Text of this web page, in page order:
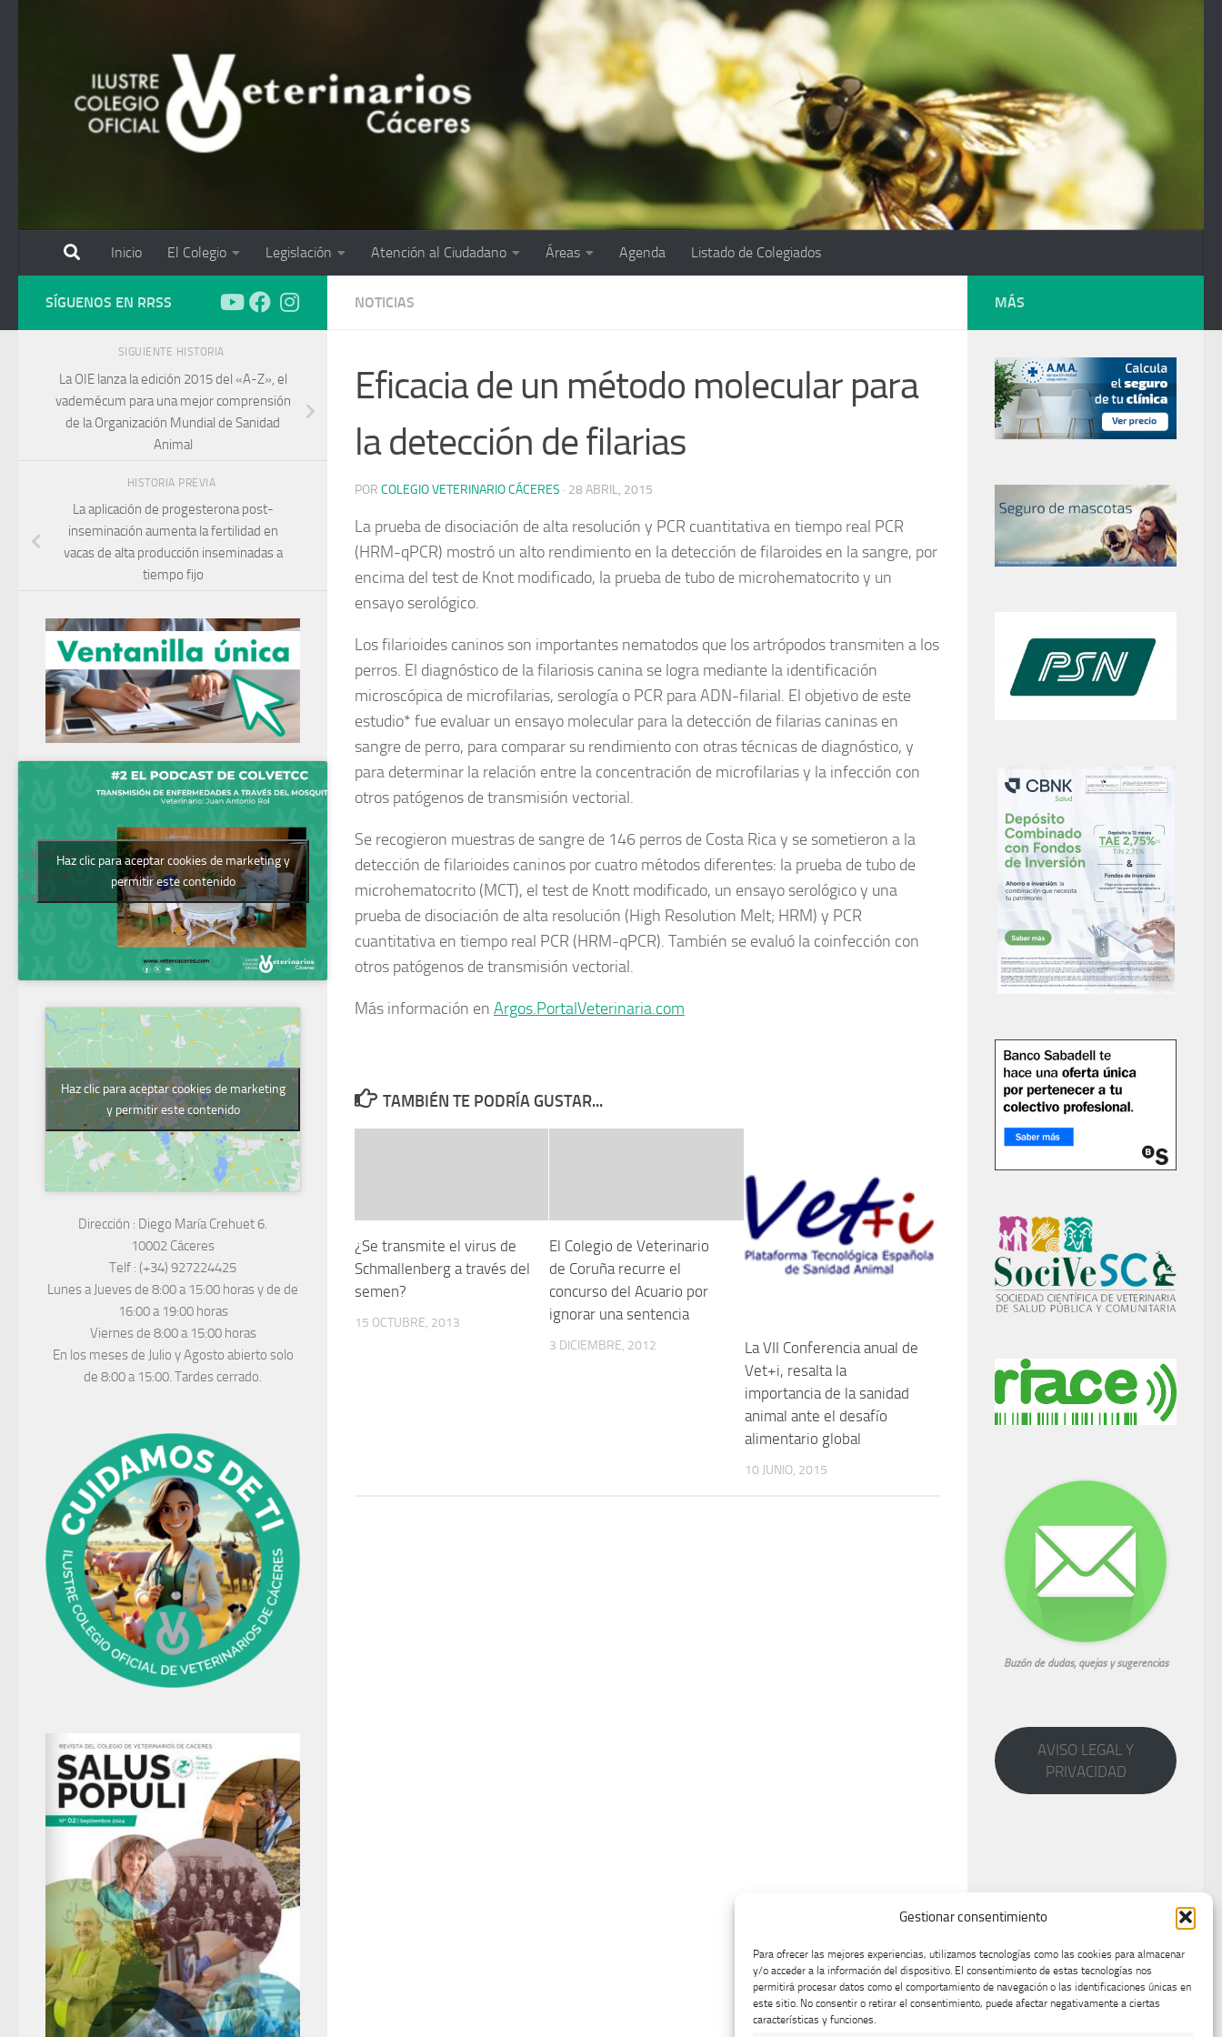
Gestionar consentimiento
Para ofrecer las mejores experiencias, utilizamos tecnologías como las cookies para almacenar
y/o acceder a la información del dispositivo. El consentimiento de estas tecnologías nos
permitirá procesar datos como el comportamiento de navegación o las identificaciones únicas en
este sitio. No consentir o retirar el consentimiento, puede afectar negativamente a ciertas
características y funciones.
Inicio El Colegio Legislación Atención al Ciudadano Áreas Agenda Listado de Colegiados
NOTICIAS
Eficacia de un método molecular para
la detección de filarias
POR COLEGIO VETERINARIO CÁCERES · 28 ABRIL, 2015
La prueba de disociación de alta resolución y PCR cuantitativa en tiempo real PCR
(HRM-qPCR) mostró un alto rendimiento en la detección de filaroides en la sangre, por
encima del test de Knot modificado, la prueba de tubo de microhematocrito y un
ensayo serológico.
Los filarioides caninos son importantes nematodos que los artrópodos transmiten a los
perros. El diagnóstico de la filariosis canina se logra mediante la identificación
microscópica de microfilarias, serología o PCR para ADN-filarial. El objetivo de este
estudio* fue evaluar un ensayo molecular para la detección de filarias caninas en
sangre de perro, para comparar su rendimiento con otras técnicas de diagnóstico, y
para determinar la relación entre la concentración de microfilarias y la infección con
otros patógenos de transmisión vectorial.
Se recogieron muestras de sangre de 146 perros de Costa Rica y se sometieron a la
detección de filarioides caninos por cuatro métodos diferentes: la prueba de tubo de
microhematocrito (MCT), el test de Knott modificado, un ensayo serológico y una
prueba de disociación de alta resolución (High Resolution Melt; HRM) y PCR
cuantitativa en tiempo real PCR (HRM-qPCR). También se evaluó la coinfección con
otros patógenos de transmisión vectorial.
Más información en Argos.PortalVeterinaria.com
TAMBIÉN TE PODRÍA GUSTAR...
¿Se transmite el virus de
Schmallenberg a través del
semen?
15 OCTUBRE, 2013
El Colegio de Veterinario
de Coruña recurre el
concurso del Acuario por
ignorar una sentencia
3 DICIEMBRE, 2012
La VII Conferencia anual de
Vet+i, resalta la
importancia de la sanidad
animal ante el desafío
alimentario global
10 JUNIO, 2015
SÍGUENOS EN RRSS
SIGUIENTE HISTORIA
La OIE lanza la edición 2015 del «A-Z», el
vademécum para una mejor comprensión
de la Organización Mundial de Sanidad
Animal
HISTORIA PREVIA
La aplicación de progesterona post-
inseminación aumenta la fertilidad en
vacas de alta producción inseminadas a
tiempo fijo
Podcast del
Colegio de
Veterinarios
Haz clic para aceptar cookies de marketing y
permitir este contenido
Haz clic para aceptar cookies de marketing
y permitir este contenido
Dirección : Diego María Crehuet 6.
10002 Cáceres
Telf : (+34) 927224425
Lunes a Jueves de 8:00 a 15:00 horas y de de
16:00 a 19:00 horas
Viernes de 8:00 a 15:00 horas
En los meses de Julio y Agosto abierto solo
de 8:00 a 15:00. Tardes cerrado.
MÁS
Buzón de dudas, quejas y sugerencias
AVISO LEGAL Y
PRIVACIDAD